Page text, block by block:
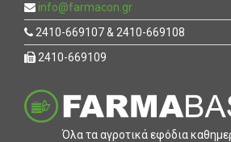
info@farmacon.gr
2410-669107 & 2410-669108
2410-669109
Όλα τα αγροτικά εφόδια